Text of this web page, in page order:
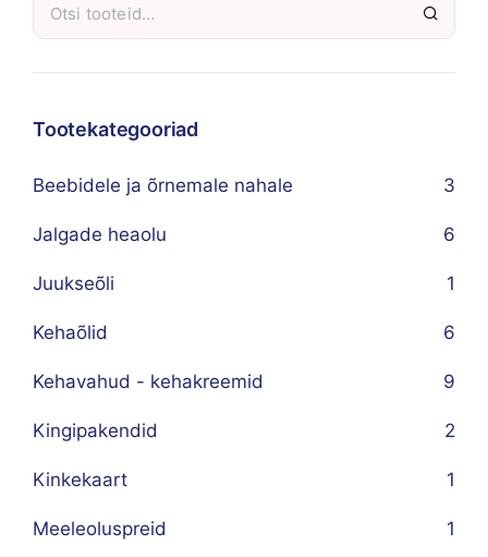
Tootekategooriad
Beebidele ja õrnemale nahale 3
Jalgade heaolu 6
Juukseõli 1
Kehaõlid 6
Kehavahud - kehakreemid 9
Kingipakendid 2
Kinkekaart 1
Meeleoluspreid 1